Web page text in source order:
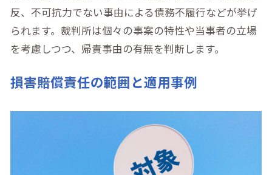
反、不可抗力でない事由による債務不履行などが挙げ
られます。裁判所は個々の事案の特性や当事者の立場
を考慮しつつ、帰責事由の有無を判断します。
損害賠償責任の範囲と適用事例